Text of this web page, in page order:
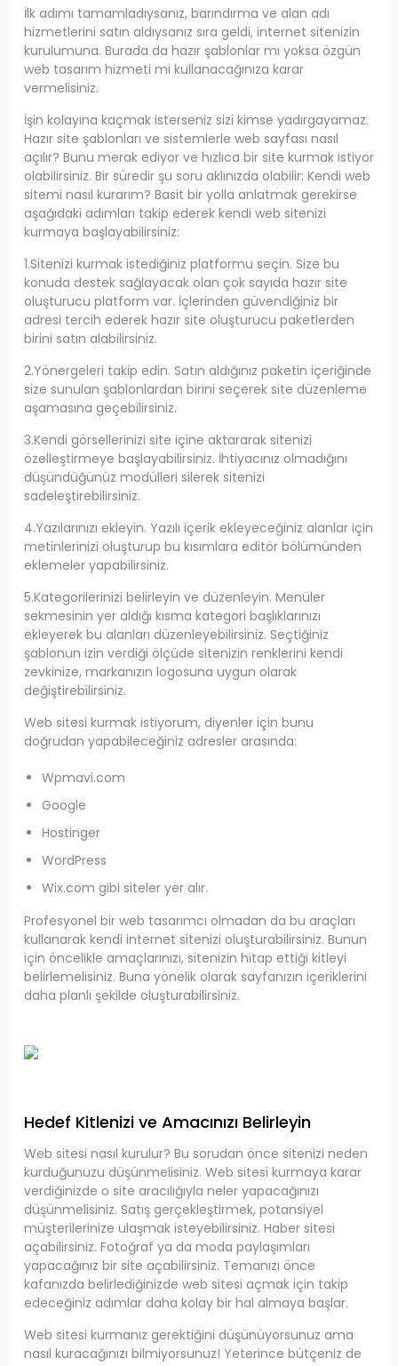
İlk adımı tamamladıysanız, barındırma ve alan adı
hizmetlerini satın aldıysanız sıra geldi, internet sitenizin
kurulumuna. Burada da hazır şablonlar mı yoksa özgün
web tasarım hizmeti mi kullanacağınıza karar
vermelisiniz.
İşin kolayına kaçmak isterseniz sizi kimse yadırgayamaz.
Hazır site şablonları ve sistemlerle web sayfası nasıl
açılır? Bunu merak ediyor ve hızlıca bir site kurmak istiyor
olabilirsiniz. Bir süredir şu soru aklınızda olabilir: Kendi web
sitemi nasıl kurarım? Basit bir yolla anlatmak gerekirse
aşağıdaki adımları takip ederek kendi web sitenizi
kurmaya başlayabilirsiniz:
1.Sitenizi kurmak istediğiniz platformu seçin. Size bu
konuda destek sağlayacak olan çok sayıda hazır site
oluşturucu platform var. İçlerinden güvendiğiniz bir
adresi tercih ederek hazır site oluşturucu paketlerden
birini satın alabilirsiniz.
2.Yönergeleri takip edin. Satın aldığınız paketin içeriğinde
size sunulan şablonlardan birini seçerek site düzenleme
aşamasına geçebilirsiniz.
3.Kendi görsellerinizi site içine aktararak sitenizi
özelleştirmeye başlayabilirsiniz. İhtiyacınız olmadığını
düşündüğünüz modülleri silerek sitenizi
sadeleştirebilirsiniz.
4.Yazılarınızı ekleyin. Yazılı içerik ekleyeceğiniz alanlar için
metinlerinizi oluşturup bu kısımlara editör bölümünden
eklemeler yapabilirsiniz.
5.Kategorilerinizi belirleyin ve düzenleyin. Menüler
sekmesinin yer aldığı kısma kategori başlıklarınızı
ekleyerek bu alanları düzenleyebilirsiniz. Seçtiğiniz
şablonun izin verdiği ölçüde sitenizin renklerini kendi
zevkinize, markanızın logosuna uygun olarak
değiştirebilirsiniz.
Web sitesi kurmak istiyorum, diyenler için bunu
doğrudan yapabileceğiniz adresler arasında:
Wpmavi.com
Google
Hostinger
WordPress
Wix.com gibi siteler yer alır.
Profesyonel bir web tasarımcı olmadan da bu araçları
kullanarak kendi internet sitenizi oluşturabilirsiniz. Bunun
için öncelikle amaçlarınızı, sitenizin hitap ettiği kitleyi
belirlemelisiniz. Buna yönelik olarak sayfanızın içeriklerini
daha planlı şekilde oluşturabilirsiniz.
Hedef Kitlenizi ve Amacınızı Belirleyin
Web sitesi nasıl kurulur? Bu sorudan önce sitenizi neden
kurduğunuzu düşünmelisiniz. Web sitesi kurmaya karar
verdiğinizde o site aracılığıyla neler yapacağınızı
düşünmelisiniz. Satış gerçekleştirmek, potansiyel
müşterilerinize ulaşmak isteyebilirsiniz. Haber sitesi
açabilirsiniz. Fotoğraf ya da moda paylaşımları
yapacağınız bir site açabilirsiniz. Temanızı önce
kafanızda belirlediğinizde web sitesi açmak için takip
edeceğiniz adımlar daha kolay bir hal almaya başlar.
Web sitesi kurmanız gerektiğini düşünüyorsunuz ama
nasıl kuracağınızı bilmiyorsunuz! Yeterince bütçeniz de